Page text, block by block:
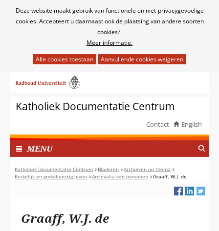
Cookies
Deze website maakt gebruik van functionele en niet-privacygevoelige
cookies. Accepteert u daarnaast ook de plaatsing van andere soorten
cookies?
Meer informatie.
het
van
cookies
deze
website
worden
toegestaan
of
naar
inhoudKatholiek Documentatie Centrum
Contact English
MENUI
N
G
E
P
Katholiek Documentatie Centrum Bladeren
Archieven op thema
Kerkelijk en godsdienstig leven
Archivalia van personen Graaff, W.J. de
Graaff, W.J. de